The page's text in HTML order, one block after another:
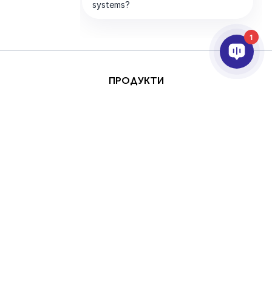
ПРОДУКТИ
1